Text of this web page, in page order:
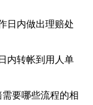
日内做出理赔处
内转帐到用人单
要哪些流程的相